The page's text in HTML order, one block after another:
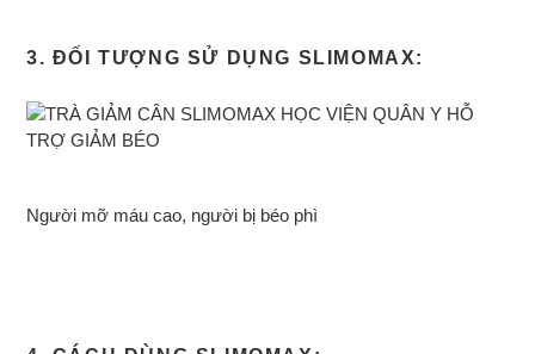
3. ĐỐI TƯỢNG SỬ DỤNG SLIMOMAX:
Người mỡ máu cao, người bị béo phì